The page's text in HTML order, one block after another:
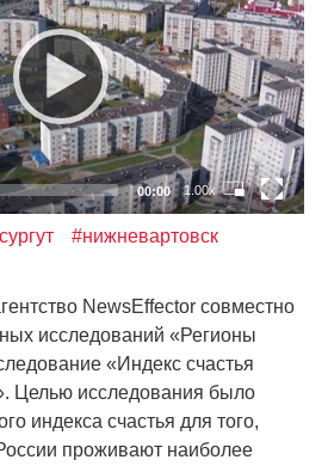
00:00 1.00x
#нижневартовск
NewsEffector совместно
исследований «Регионы
«Индекс счастья
Целью исследования было
индекса счастья для того,
проживают наиболее